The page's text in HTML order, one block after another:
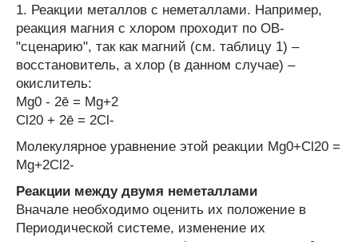
1. Реакции металлов с неметаллами. Например,
реакция магния с хлором проходит по ОВ-
"сценарию", так как магний (см. таблицу 1) –
восстановитель, а хлор (в данном случае) –
окислитель:
Mg0 - 2ē = Mg+2
Cl20 + 2ē = 2Cl-
Молекулярное уравнение этой реакции Mg0+Cl20 =
Mg+2Cl2-
Реакции между двумя неметаллами
Вначале необходимо оценить их положение в
Периодической системе, изменение их